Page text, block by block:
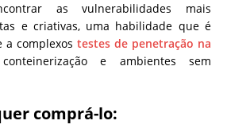
as vulnerabilidades mais
e criativas, uma habilidade que é
complexos testes de penetração na
e ambientes sem
comprá-lo: